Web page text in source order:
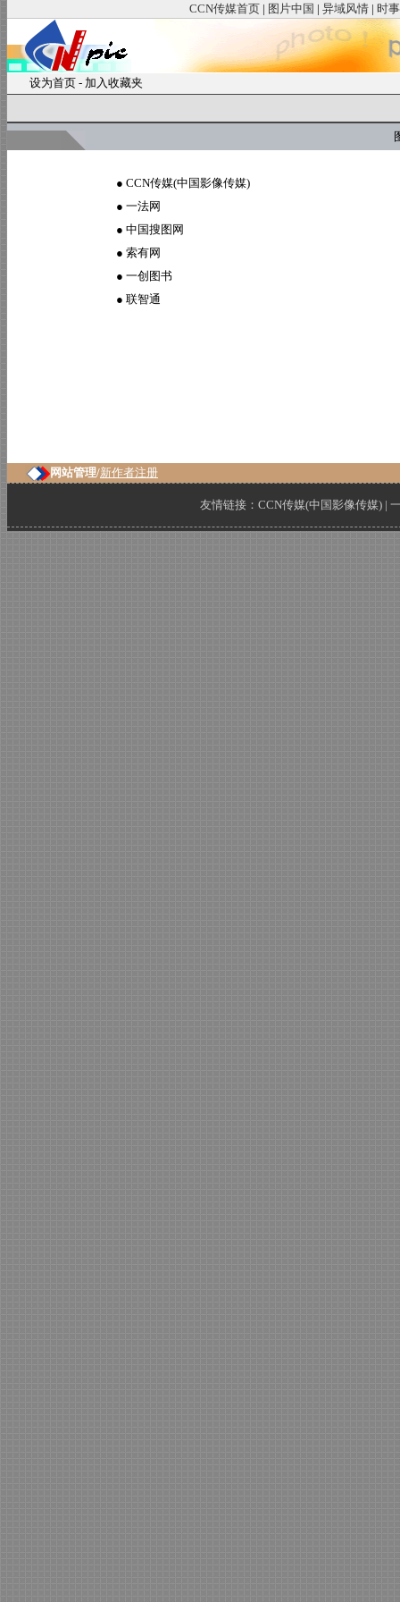
CCN传媒首页 | 图片中国 | 异域风情 | 时
设为首页 - 加入收藏夹
● CCN传媒(中国影像传媒)
● 一法网
● 中国搜图网
● 索有网
● 一创图书
● 联智通
网站管理/新作者注册
友情链接： CCN传媒(中国影像传媒) |